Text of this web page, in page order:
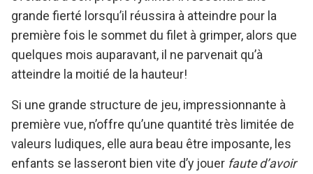
grande fierté lorsqu’il réussira à atteindre pour la
première fois le sommet du filet à grimper, alors que
quelques mois auparavant, il ne parvenait qu’à
atteindre la moitié de la hauteur!
Si une grande structure de jeu, impressionnante à
première vue, n’offre qu’une quantité très limitée de
valeurs ludiques, elle aura beau être imposante, les
enfants se lasseront bien vite d’y jouer faute d’avoir